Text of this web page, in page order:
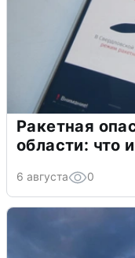
Ракетная
области: что
6 августа 0